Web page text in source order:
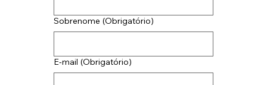
Sobrenome (Obrigatório)
E-mail (Obrigatório)